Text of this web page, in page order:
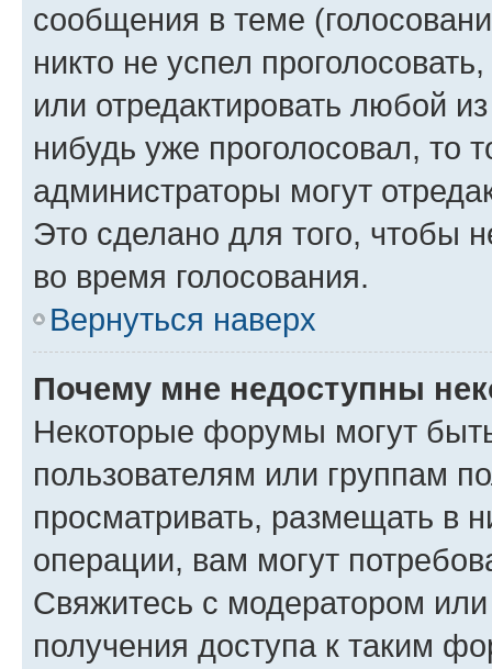
сообщения в теме
никто не успел
или отредактировать любой
нибудь уже проголосовал, то
администраторы могут
Это сделано для того, чтобы
во время голосования.
Вернуться наверх
Почему мне недоступны
Некоторые форумы могут
пользователям или группам
просматривать, размещать в
операции, вам могут
Свяжитесь с модератором
получения доступа к таким